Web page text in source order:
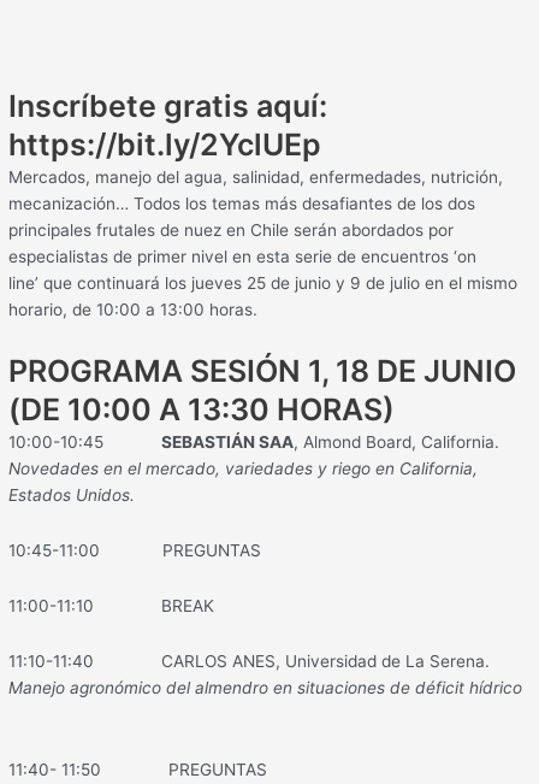
Inscríbete gratis aquí:
https://bit.ly/2YclUEp
Mercados, manejo del agua, salinidad, enfermedades, nutrición,
mecanización… Todos los temas más desafiantes de los dos
principales frutales de nuez en Chile serán abordados por
especialistas de primer nivel en esta serie de encuentros ‘on
line’ que continuará los jueves 25 de junio y 9 de julio en el mismo
horario, de 10:00 a 13:00 horas.
PROGRAMA SESIÓN 1, 18 DE JUNIO
(DE 10:00 A 13:30 HORAS)
10:00-10:45SEBASTIÁN SAA, Almond Board, California.
Novedades en el mercado, variedades y riego en California,
Estados Unidos.
10:45-11:00 PREGUNTAS
11:00-11:10 BREAK
11:10-11:40 CARLOS ANES, Universidad de La Serena.
Manejo agronómico del almendro en situaciones de déficit hídrico
11:40- 11:50 PREGUNTAS